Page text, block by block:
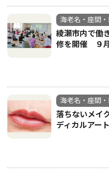
海老名・座間
綾瀬市内で働
修を開催 ９
海老名・座間
落ちないメイ
ディカルアー